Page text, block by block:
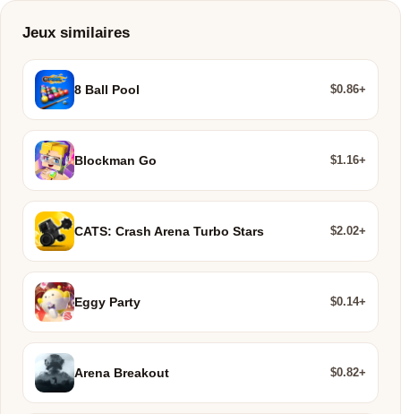
Jeux similaires
8 Ball Pool $0.86+
Blockman Go $1.16+
CATS: Crash Arena Turbo Stars $2.02+
Eggy Party $0.14+
Arena Breakout $0.82+